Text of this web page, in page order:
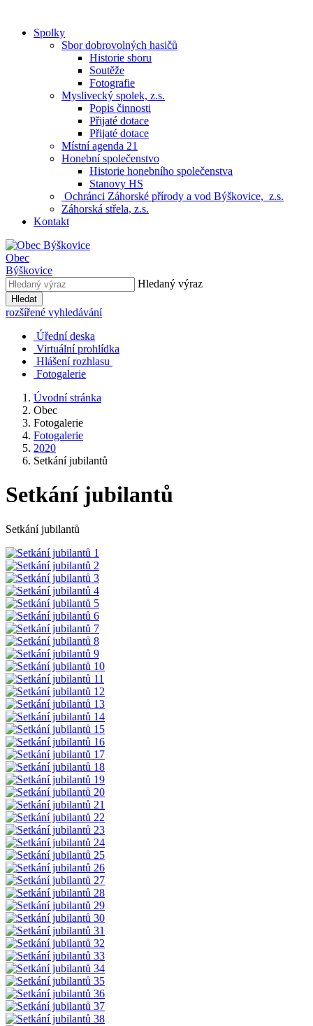
Spolky
Sbor dobrovolných hasičů
Historie sboru
Soutěže
Fotografie
Myslivecký spolek, z.s.
Popis činnosti
Přijaté dotace
Přijaté dotace
Místní agenda 21
Honební společenstvo
Historie honebního společenstva
Stanovy HS
Ochránci Záhorské přírody a vod Býškovice, z.s.
Záhorská střela, z.s.
Kontakt
Obec
Býškovice
Hledaný výraz
Hledat
rozšířené vyhledávání
Úřední deska
Virtuální prohlídka
Hlášení rozhlasu
Fotogalerie
Úvodní stránka
Obec
Fotogalerie
Fotogalerie
2020
Setkání jubilantů
Setkání jubilantů
Setkání jubilantů